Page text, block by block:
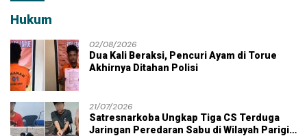
Hukum
02/08/2026
Dua Kali Beraksi, Pencuri Ayam di Torue
Akhirnya Ditahan Polisi
21/07/2026
Satresnarkoba Ungkap Tiga CS Terduga
Jaringan Peredaran Sabu di Wilayah Parigi